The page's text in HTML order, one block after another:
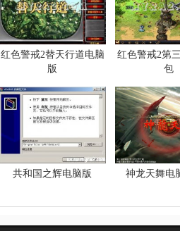
红色警戒2替天行道电脑
版
红色警戒2第
包
共和国之辉电脑版 神龙天舞电